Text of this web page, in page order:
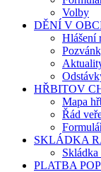
Volby
DĚNÍ V
Hlášení
HŘBITOV
Mapa
Řád
SKLÁDKA
PLATBA